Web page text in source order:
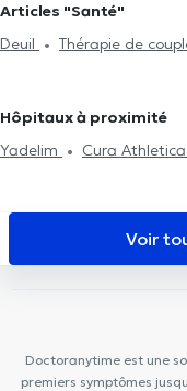
familiale
Médiation
des troubles du sommeil
systémique
Articles "Santé"
Deuil
Thérapie de
Hôpitaux à proximité
Yadelim
Cura Athletica
Voir
Doctoranytime est une
premiers symptômes